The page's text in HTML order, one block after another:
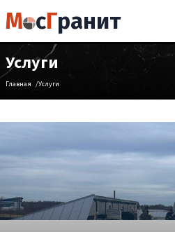
М сГранит
Услуги
Главная Услуги